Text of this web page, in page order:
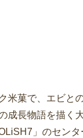
菓で、エビと
成長物語を描く
」のセン